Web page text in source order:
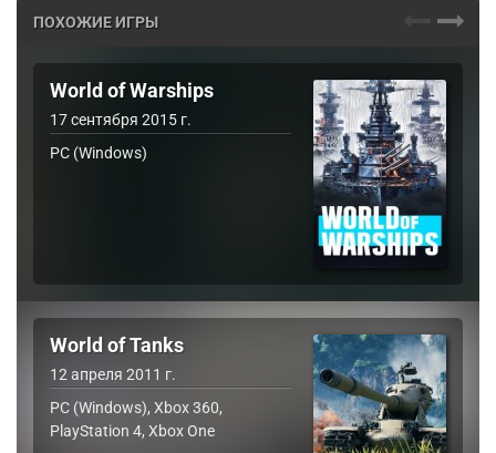
ПОХОЖИЕ ИГРЫ
World of Warships
17 сентября 2015 г.
PC (Windows)
World of Tanks
12 апреля 2011 г.
PC (Windows), Xbox 360,
PlayStation 4, Xbox One